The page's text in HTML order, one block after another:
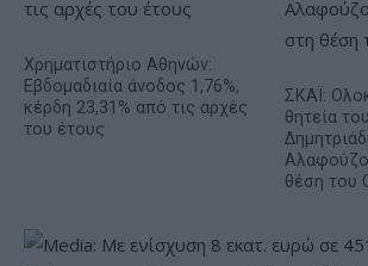
Χρηματιστήριο Αθηνών:
Εβδομαδιαία άνοδος 1,76%,
κέρδη 23,31% από τις αρχές
του έτους
ΣΚΑΪ:
θητεία
θέση του